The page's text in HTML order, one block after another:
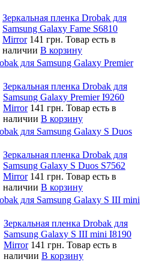
Зеркальная пленка Drobak для
Samsung Galaxy Fame S6810
Mirror 141 грн. Товар есть в
наличии В корзину
для Samsung Galaxy Premier
Зеркальная пленка Drobak для
Samsung Galaxy Premier I9260
Mirror 141 грн. Товар есть в
наличии В корзину
для Samsung Galaxy S Duos
Зеркальная пленка Drobak для
Samsung Galaxy S Duos S7562
Mirror 141 грн. Товар есть в
наличии В корзину
для Samsung Galaxy S III mini
Зеркальная пленка Drobak для
Samsung Galaxy S III mini I8190
Mirror 141 грн. Товар есть в
наличии В корзину